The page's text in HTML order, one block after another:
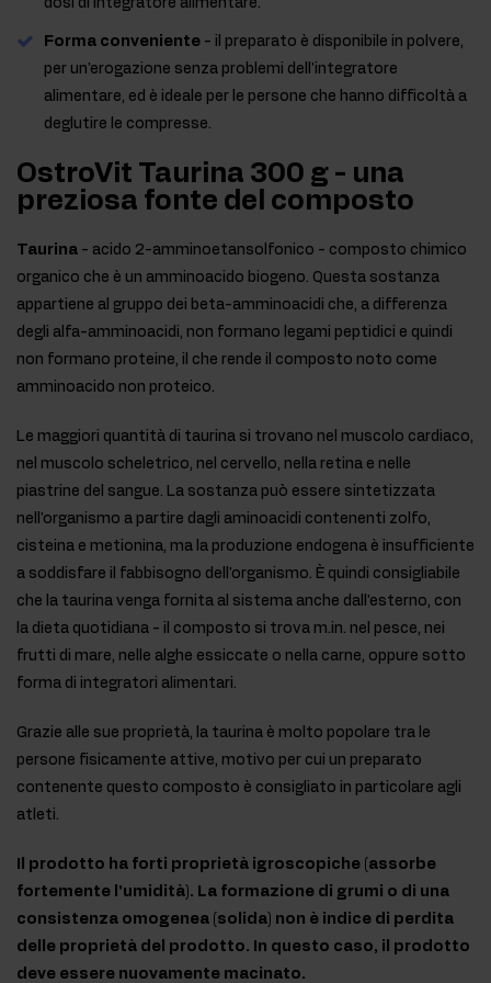
dosi di integratore alimentare.
Forma conveniente - il preparato è disponibile in polvere,
per un'erogazione senza problemi dell'integratore
alimentare, ed è ideale per le persone che hanno difficoltà a
deglutire le compresse.
OstroVit Taurina 300 g - una
preziosa fonte del composto
Taurina - acido 2-amminoetansolfonico - composto chimico
organico che è un amminoacido biogeno. Questa sostanza
appartiene al gruppo dei beta-amminoacidi che, a differenza
degli alfa-amminoacidi, non formano legami peptidici e quindi
non formano proteine, il che rende il composto noto come
amminoacido non proteico.
Le maggiori quantità di taurina si trovano nel muscolo cardiaco,
nel muscolo scheletrico, nel cervello, nella retina e nelle
piastrine del sangue. La sostanza può essere sintetizzata
nell'organismo a partire dagli aminoacidi contenenti zolfo,
cisteina e metionina, ma la produzione endogena è insufficiente
a soddisfare il fabbisogno dell'organismo. È quindi consigliabile
che la taurina venga fornita al sistema anche dall'esterno, con
la dieta quotidiana - il composto si trova m.in. nel pesce, nei
frutti di mare, nelle alghe essiccate o nella carne, oppure sotto
forma di integratori alimentari.
Grazie alle sue proprietà, la taurina è molto popolare tra le
persone fisicamente attive, motivo per cui un preparato
contenente questo composto è consigliato in particolare agli
atleti.
Il prodotto ha forti proprietà igroscopiche (assorbe
fortemente l'umidità). La formazione di grumi o di una
consistenza omogenea (solida) non è indice di perdita
delle proprietà del prodotto. In questo caso, il prodotto
deve essere nuovamente macinato.